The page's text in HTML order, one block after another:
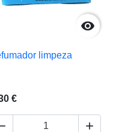

limpeza
€
